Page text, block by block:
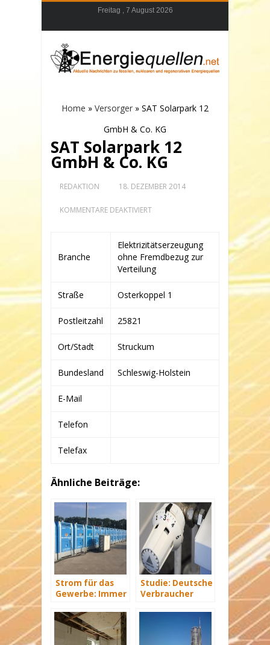
Freitag , 7 August 2026
Home » Versorger » SAT Solarpark 12
GmbH & Co. KG
SAT Solarpark 12
GmbH & Co. KG
REDAKTION 18. DEZEMBER 2014
KOMMENTARE DEAKTIVIERTFÜR
GMBH
&
CO.
KG
Branche
Elektrizitätserzeugung
ohne Fremdbezug zur
Verteilung
Straße Osterkoppel 1
Postleitzahl 25821
Ort/Stadt Struckum
Bundesland Schleswig-Holstein
E-Mail
Telefon
Telefax
Ähnliche Beiträge:
Strom für das
Gewerbe: Immer
versorgt
Studie: Deutsche
Verbraucher
Hunderte Euro
an Heizkosten